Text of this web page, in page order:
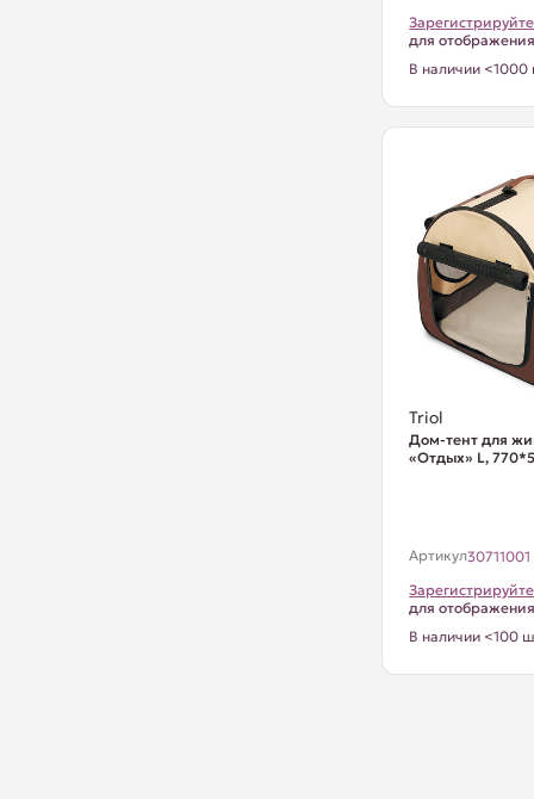
для
В наличии <1000
Triol
Дом-тент для
«Отдых» L,
Артикул30711001
для
В наличии <100